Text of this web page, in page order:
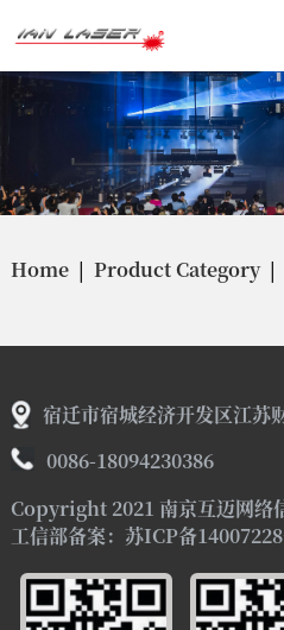
Home| Product Category|
宿迁市宿城经济开发区江苏
0086-18094230386
Copyright 2021 南京互迈网络
工信部备案：苏ICP备